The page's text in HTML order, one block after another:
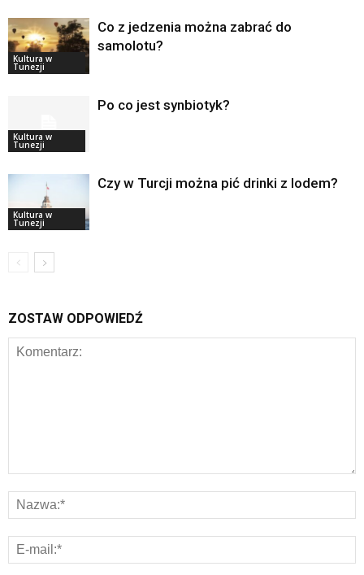
Kultura w
Tunezji
Co z jedzenia można zabrać do
samolotu?
Kultura w
Tunezji
Po co jest synbiotyk?
Kultura w
Tunezji
Czy w Turcji można pić drinki z lodem?
ZOSTAW ODPOWIEDŹ